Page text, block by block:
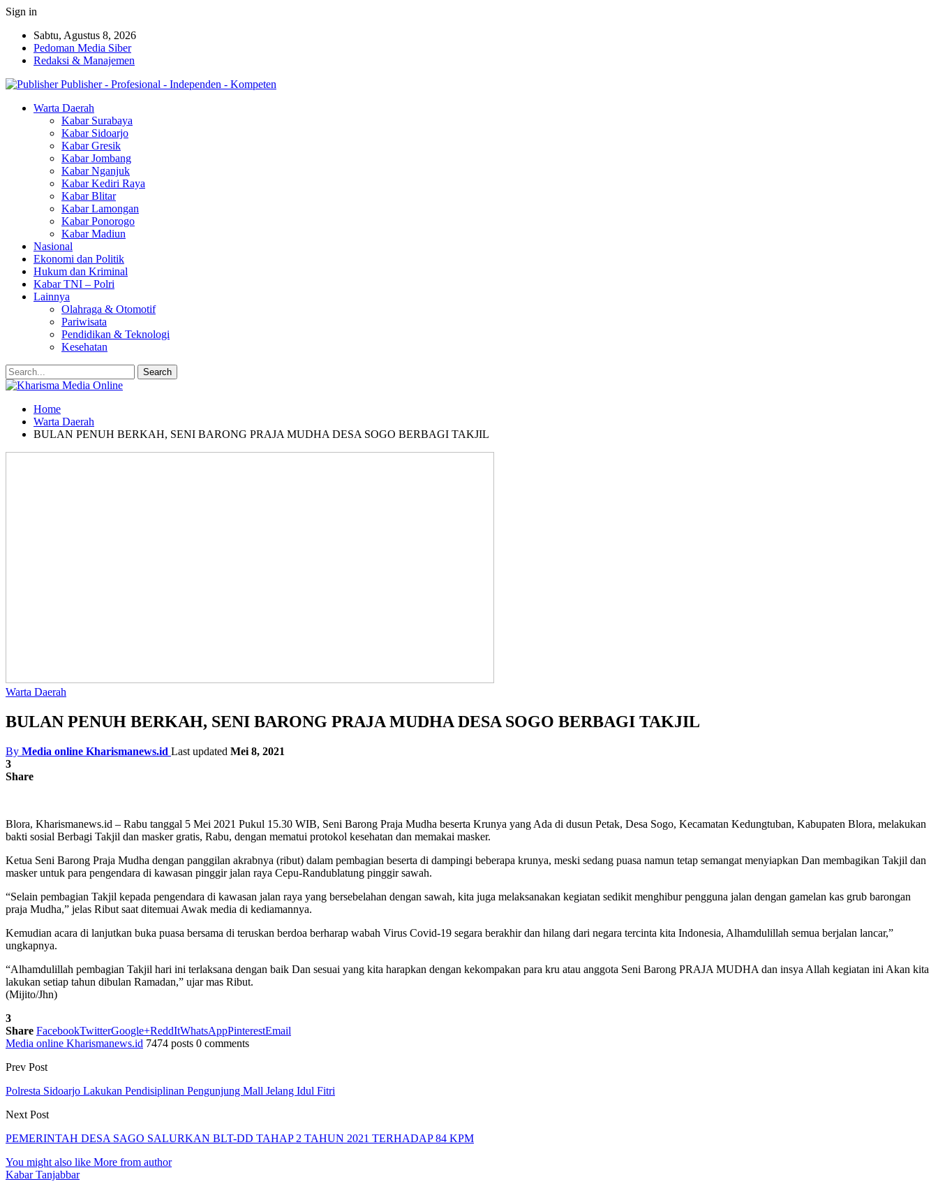
Sign in
Sabtu, Agustus 8, 2026
Pedoman Media Siber
Redaksi & Manajemen
Publisher - Profesional - Independen - Kompeten
Warta Daerah
Kabar Surabaya
Kabar Sidoarjo
Kabar Gresik
Kabar Jombang
Kabar Nganjuk
Kabar Kediri Raya
Kabar Blitar
Kabar Lamongan
Kabar Ponorogo
Kabar Madiun
Nasional
Ekonomi dan Politik
Hukum dan Kriminal
Kabar TNI – Polri
Lainnya
Olahraga & Otomotif
Pariwisata
Pendidikan & Teknologi
Kesehatan
Home
Warta Daerah
BULAN PENUH BERKAH, SENI BARONG PRAJA MUDHA DESA SOGO BERBAGI TAKJIL
Warta Daerah
BULAN PENUH BERKAH, SENI BARONG PRAJA MUDHA DESA SOGO BERBAGI TAKJIL
By Media online Kharismanews.id Last updated Mei 8, 2021
3
Share
Blora, Kharismanews.id – Rabu tanggal 5 Mei 2021 Pukul 15.30 WIB, Seni Barong Praja Mudha beserta Krunya yang Ada di dusun Petak, Desa Sogo, Kecamatan Kedungtuban, Kabupaten Blora, melakukan
bakti sosial Berbagi Takjil dan masker gratis, Rabu, dengan mematui protokol kesehatan dan memakai masker.
Ketua Seni Barong Praja Mudha dengan panggilan akrabnya (ribut) dalam pembagian beserta di dampingi beberapa krunya, meski sedang puasa namun tetap semangat menyiapkan Dan membagikan Takjil dan
masker untuk para pengendara di kawasan pinggir jalan raya Cepu-Randublatung pinggir sawah.
“Selain pembagian Takjil kepada pengendara di kawasan jalan raya yang bersebelahan dengan sawah, kita juga melaksanakan kegiatan sedikit menghibur pengguna jalan dengan gamelan kas grub barongan
praja Mudha,” jelas Ribut saat ditemuai Awak media di kediamannya.
Kemudian acara di lanjutkan buka puasa bersama di teruskan berdoa berharap wabah Virus Covid-19 segara berakhir dan hilang dari negara tercinta kita Indonesia, Alhamdulillah semua berjalan lancar,”
ungkapnya.
“Alhamdulillah pembagian Takjil hari ini terlaksana dengan baik Dan sesuai yang kita harapkan dengan kekompakan para kru atau anggota Seni Barong PRAJA MUDHA dan insya Allah kegiatan ini Akan kita
lakukan setiap tahun dibulan Ramadan,” ujar mas Ribut.
(Mijito/Jhn)
3
Share FacebookTwitterGoogle+ReddItWhatsAppPinterestEmail
Media online Kharismanews.id 7474 posts 0 comments
Prev Post
Polresta Sidoarjo Lakukan Pendisiplinan Pengunjung Mall Jelang Idul Fitri
Next Post
PEMERINTAH DESA SAGO SALURKAN BLT-DD TAHAP 2 TAHUN 2021 TERHADAP 84 KPM
You might also like More from author
Kabar Tanjabbar